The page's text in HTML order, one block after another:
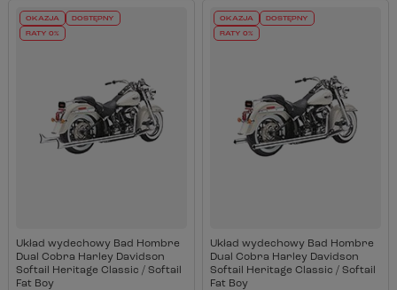
OKAZJA DOSTĘPNY
RATY 0%
Układ wydechowy Bad Hombre
Dual Cobra Harley Davidson
Softail Heritage Classic / Softail
Fat Boy
OKAZJA DOSTĘPNY
RATY 0%
Układ wydechowy Bad Hombre
Dual Cobra Harley Davidson
Softail Heritage Classic / Softail
Fat Boy